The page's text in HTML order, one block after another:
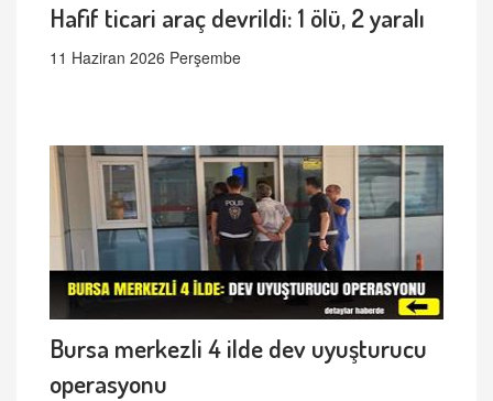
Hafif ticari araç devrildi: 1 ölü, 2 yaralı
11 Haziran 2026 Perşembe
Bursa merkezli 4 ilde dev uyuşturucu
operasyonu